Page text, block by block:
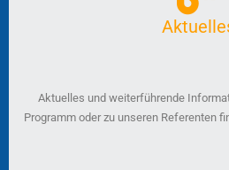
Aktuelles und weiterführende
Programm oder zu unseren Referenten